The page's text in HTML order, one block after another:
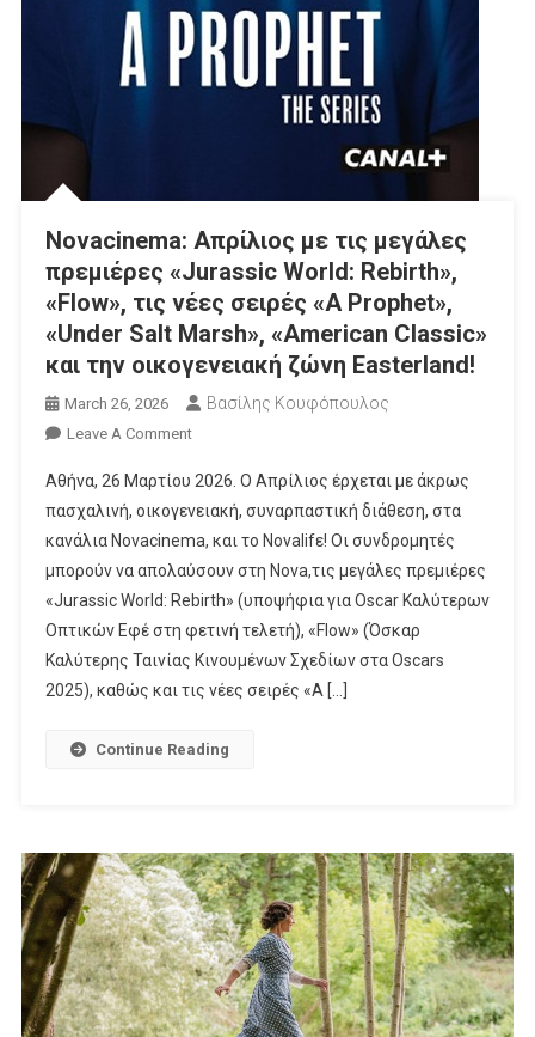
Novacinema: Απρίλιος με τις μεγάλες
πρεμιέρες «Jurassic World: Rebirth»,
«Flow», τις νέες σειρές «A Prophet​»,
«Under Salt Marsh», «American Classic​»
και την οικογενειακή ζώνη Easterland!
March 26, 2026 Βασίλης Κουφόπουλος
Leave A CommentOn
Απρίλιος
Με
Τις
Μεγάλες
Πρεμιέρες
«Jurassic
World:
Rebirth»,
Νέες
»,
«Under
Salt
Marsh»,
«American
Classic​
Αθήνα, 26 Μαρτίου 2026. Ο Απρίλιος έρχεται με άκρως
πασχαλινή, οικογενειακή, συναρπαστική διάθεση, στα
κανάλια Novacinema, και τo Novalifε! Οι συνδρομητές
μπορούν να απολαύσουν στη Nova,τις μεγάλες πρεμιέρες
«Jurassic World: Rebirth» (υποψήφια για Oscar Καλύτερων
Οπτικών Εφέ στη φετινή τελετή), «Flow» (Όσκαρ
Καλύτερης Ταινίας Κινουμένων Σχεδίων στα Oscars
2025), καθώς και τις νέες σειρές «A […]
Continue Reading